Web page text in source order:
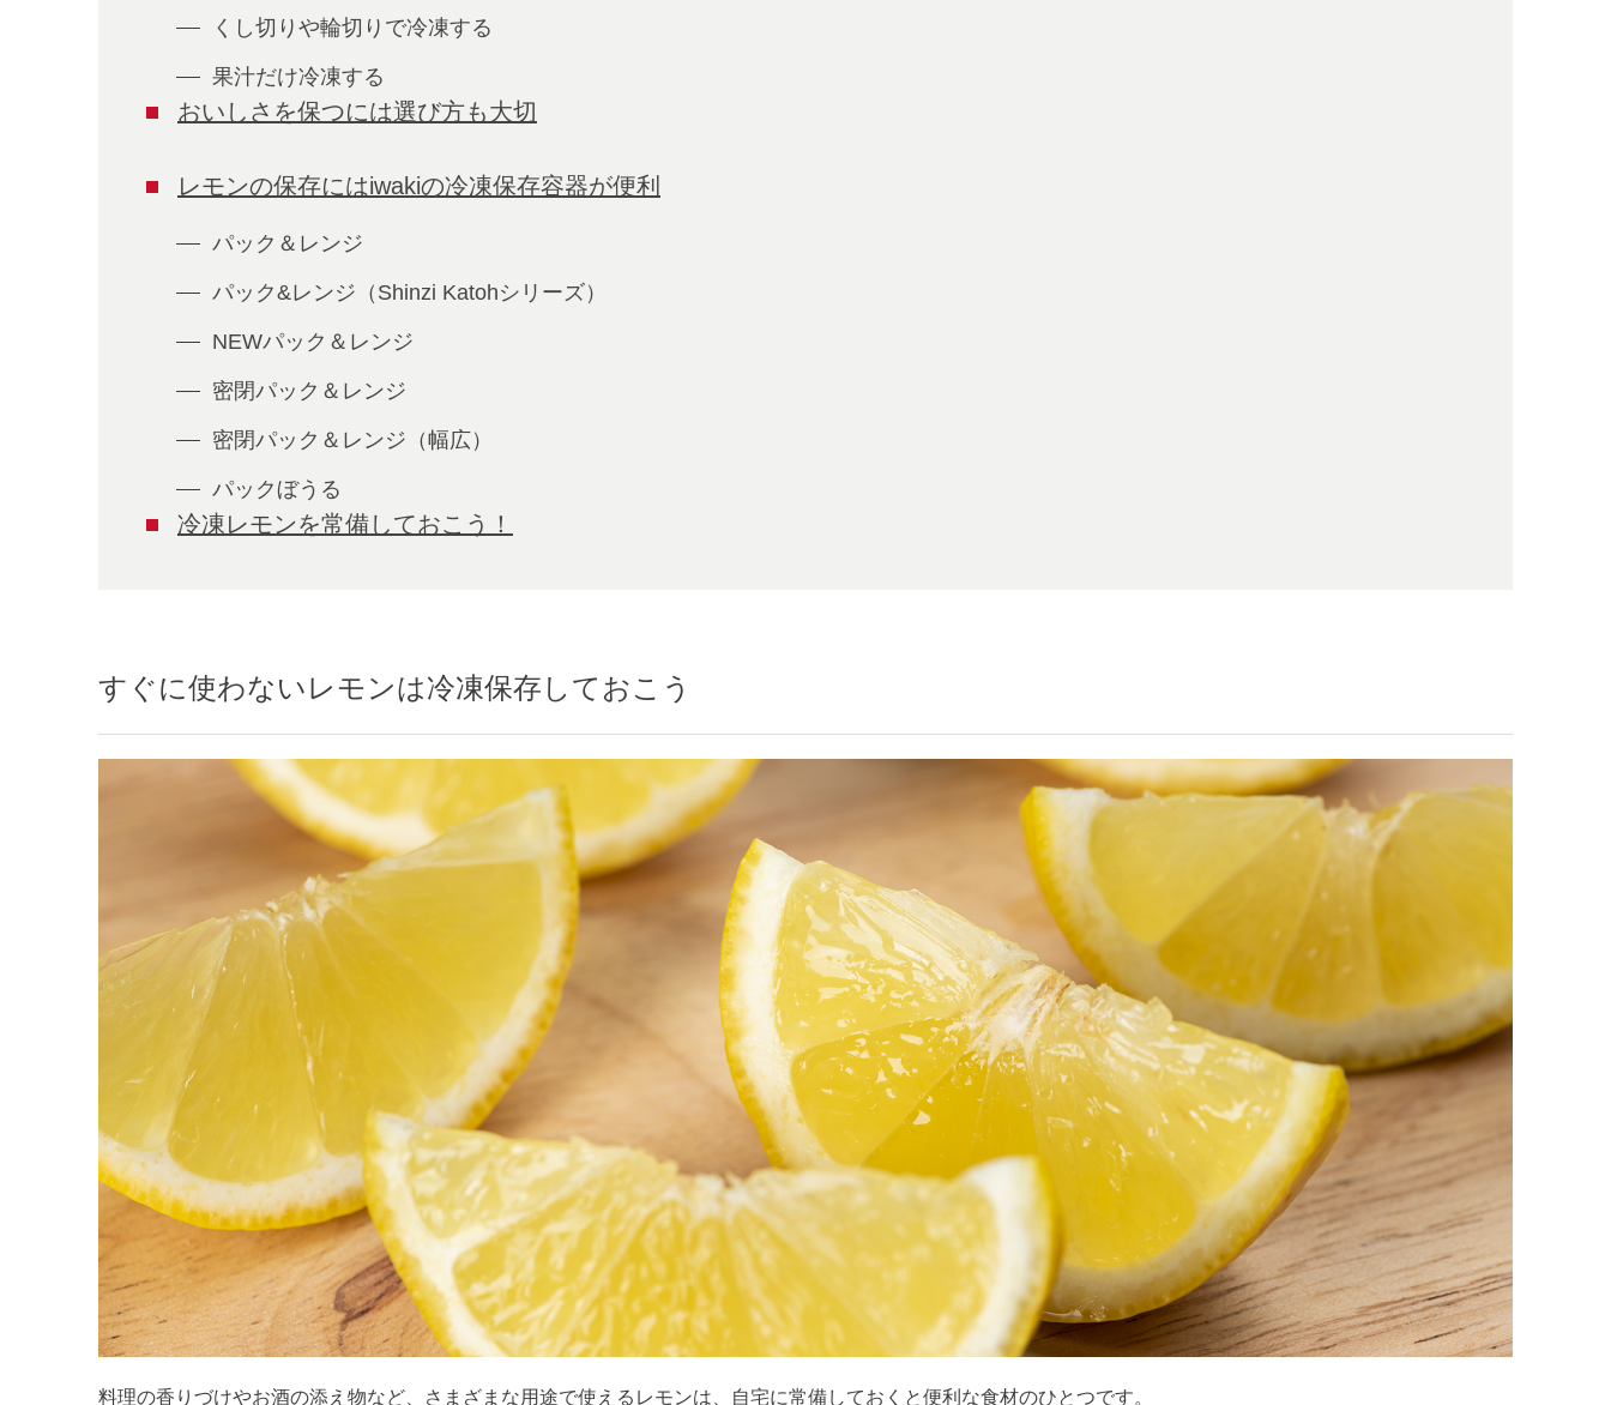
くし切りや輪切りで冷凍する
果汁だけ冷凍する
おいしさを保つには選び方も大切
レモンの保存にはiwakiの冷凍保存容器が便利
パック＆レンジ
パック&レンジ（Shinzi Katohシリーズ）
NEWパック＆レンジ
密閉パック＆レンジ
密閉パック＆レンジ（幅広）
パックぼうる
冷凍レモンを常備しておこう！
すぐに使わないレモンは冷凍保存しておこう
料理の香りづけやお酒の添え物など、さまざまな用途で使えるレモンは、自宅に常備しておくと便利な食材のひとつです。